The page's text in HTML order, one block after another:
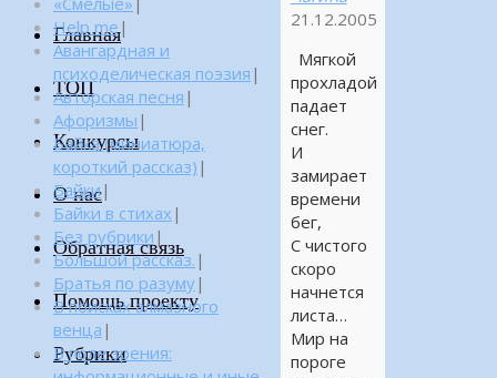
Главная
ТОП
Конкурсы
О нас
Обратная связь
Помощь проекту
Рубрики
21.12.2005
Мягкой
прохладой
падает
снег.
И
замирает
времени
бег,
С чистого
скоро
начнется
листа…
Мир на
пороге
Help me|
Авангардная и
психоделическая поэзия |
Авторская песня |
Афоризмы |
Байка (миниатюра,
короткий рассказ) |
Байки|
Байки в стихах |
Без рубрики |
Большой рассказ. |
Братья по разуму|
В поисках алмазного
венца |
В поле зрения: